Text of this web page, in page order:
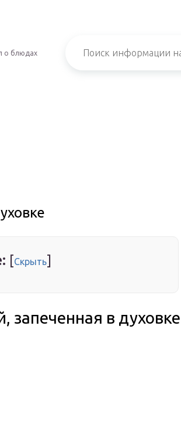
о блюдах
[Скрыть]
запеченная в духовке